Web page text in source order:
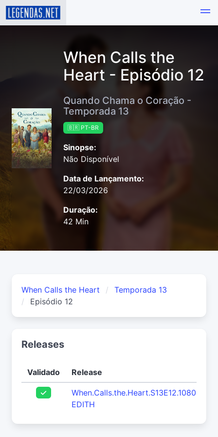
When Calls the
Heart - Episódio 12
Quando Chama o Coração -
Temporada 13
🇧🇷 PT-BR
Sinopse:
Não Disponível
Data de Lançamento:
22/03/2026
Duração:
42 Min
When Calls the Heart
Temporada 13
Episódio 12
Releases
Validado Release
EDITH